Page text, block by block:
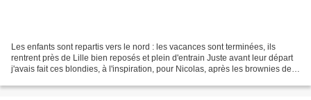
Les enfants sont repartis vers le nord : les vacances sont terminées, ils
rentrent près de Lille bien reposés et plein d'entrain Juste avant leur départ
j'avais fait ces blondies, à l'inspiration, pour Nicolas, après les brownies de